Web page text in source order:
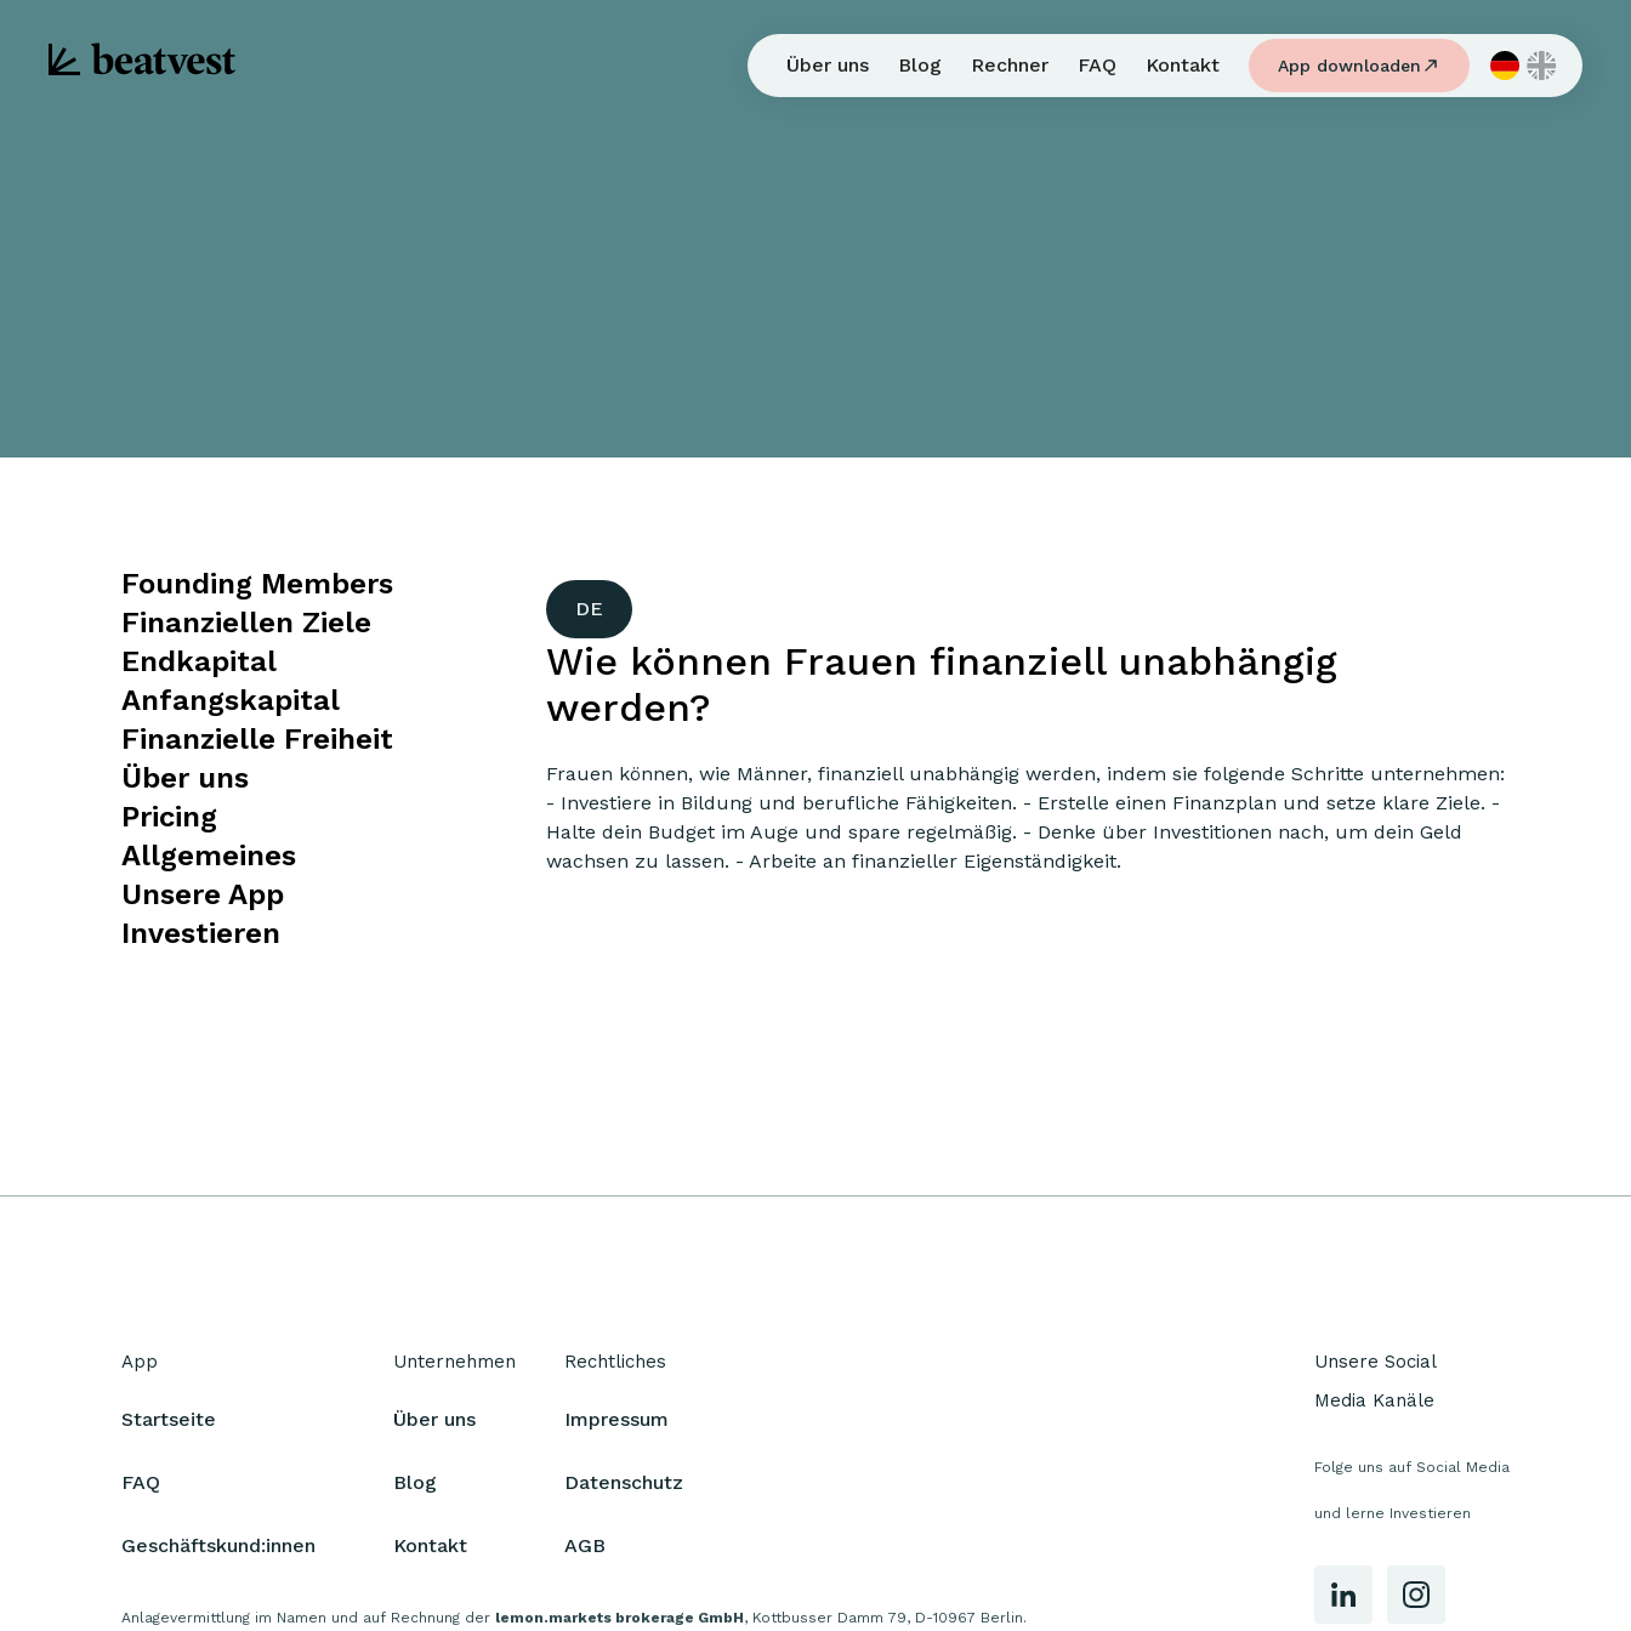
Über uns Blog Rechner FAQ Kontakt App downloaden
Founding Members
Finanziellen Ziele
Endkapital
Anfangskapital
Finanzielle Freiheit
Über uns
Pricing
Allgemeines
Unsere App
Investieren
DE
Wie können Frauen finanziell unabhängig
werden?
Frauen können, wie Männer, finanziell unabhängig werden, indem sie folgende Schritte unternehmen:
- Investiere in Bildung und berufliche Fähigkeiten. - Erstelle einen Finanzplan und setze klare Ziele. -
Halte dein Budget im Auge und spare regelmäßig. - Denke über Investitionen nach, um dein Geld
wachsen zu lassen. - Arbeite an finanzieller Eigenständigkeit.
App
Startseite
FAQ
Geschäftskund:innen
Unternehmen
Über uns
Blog
Kontakt
Rechtliches
Impressum
Datenschutz
AGB
Anlagevermittlung im Namen und auf Rechnung der lemon.markets brokerage GmbH, Kottbusser Damm 79, D-10967 Berlin.
Unsere Social
Media Kanäle
Folge uns auf Social Media
und lerne Investieren